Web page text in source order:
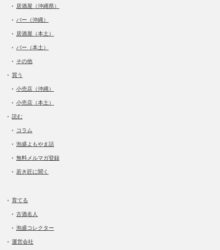
居酒屋（沖縄県）
バー（沖縄）
居酒屋（本土）
バー（本土）
その他
買う
小売店（沖縄）
小売店（本土）
読む
コラム
泡盛よもやま話
無料メルマガ登録
若き匠に聞く
育てる
古酒名人
泡盛コレクター
運営会社